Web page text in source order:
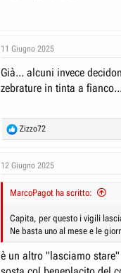
11 Giugno 2025
Già... alcuni invece
zebrature in tinta a
R
e
c
s
:
Zizzo72
12 Giugno 2025
MarcoPagot ha scritto:
Capita, per questo i vigili
Ne basta uno al mese e le
è un altro "lasciamo